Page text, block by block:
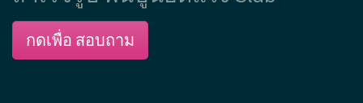
กดเพื่อ สอบถาม